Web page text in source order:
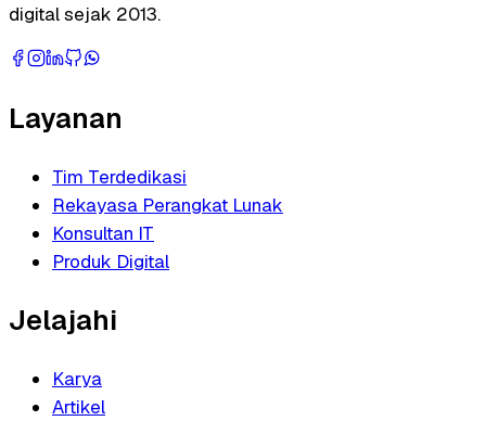
digital sejak 2013.
Layanan
Tim Terdedikasi
Rekayasa Perangkat Lunak
Konsultan IT
Produk Digital
Jelajahi
Karya
Artikel